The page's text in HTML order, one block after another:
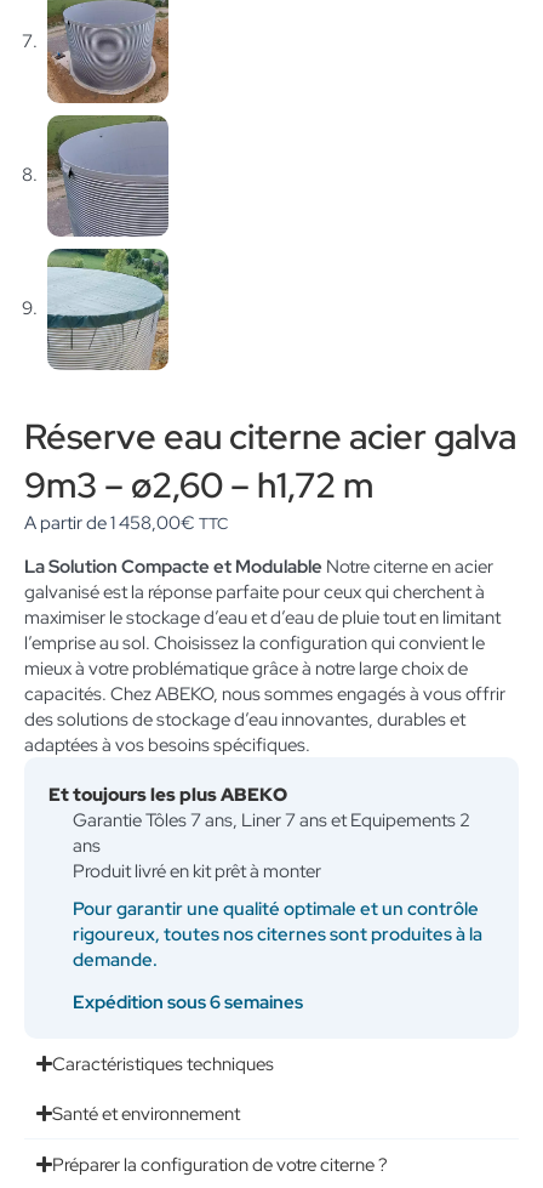
Réserve eau citerne acier galva
9m3 – ø2,60 – h1,72 m
A partir de1 458,00€ TTC
La Solution Compacte et Modulable Notre citerne en acier
galvanisé est la réponse parfaite pour ceux qui cherchent à
maximiser le stockage d’eau et d’eau de pluie tout en limitant
l’emprise au sol. Choisissez la configuration qui convient le
mieux à votre problématique grâce à notre large choix de
capacités. Chez ABEKO, nous sommes engagés à vous offrir
des solutions de stockage d’eau innovantes, durables et
adaptées à vos besoins spécifiques.
Et toujours les plus ABEKO
Garantie Tôles 7 ans, Liner 7 ans et Equipements 2
ans
Produit livré en kit prêt à monter
Pour garantir une qualité optimale et un contrôle
rigoureux, toutes nos citernes sont produites à la
demande.
Expédition sous 6 semaines
Caractéristiques techniques
Santé et environnement
Préparer la configuration de votre citerne ?